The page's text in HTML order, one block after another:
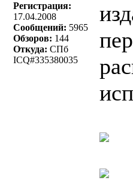
Регистрация:
17.04.2008
Сообщений: 5965
Обзоров: 144
Откуда: СПб
ICQ#335380035